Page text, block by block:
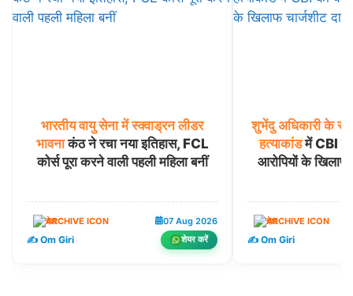
भारतीय वायु सेना में स्क्वाड्रन लीडर
भावनाकंठ ने रचा नया इतिहास, FCL
कोर्स पूरा करने वाली पहली महिला बनीं
देश 07 Aug 2026
✍️ Om Giri शेयर करें
शुभेंदु अधिकारी के
हत्याकांडमें CBI
आरोपियों के खिलाफ
देश
✍️ Om Giri